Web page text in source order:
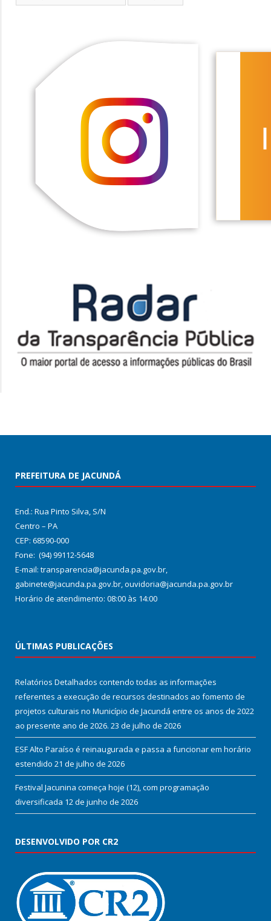
PREFEITURA DE JACUNDÁ
End.: Rua Pinto Silva, S/N
Centro – PA
CEP: 68590-000
Fone: (94) 99112-5648
E-mail: transparencia@jacunda.pa.gov.br,
gabinete@jacunda.pa.gov.br, ouvidoria@jacunda.pa.gov.br
Horário de atendimento: 08:00 às 14:00
ÚLTIMAS PUBLICAÇÕES
Relatórios Detalhados contendo todas as informações
referentes a execução de recursos destinados ao fomento de
projetos culturais no Município de Jacundá entre os anos de 2022
ao presente ano de 2026. 23 de julho de 2026
ESF Alto Paraíso é reinaugurada e passa a funcionar em horário
estendido 21 de julho de 2026
Festival Jacunina começa hoje (12), com programação
diversificada 12 de junho de 2026
DESENVOLVIDO POR CR2